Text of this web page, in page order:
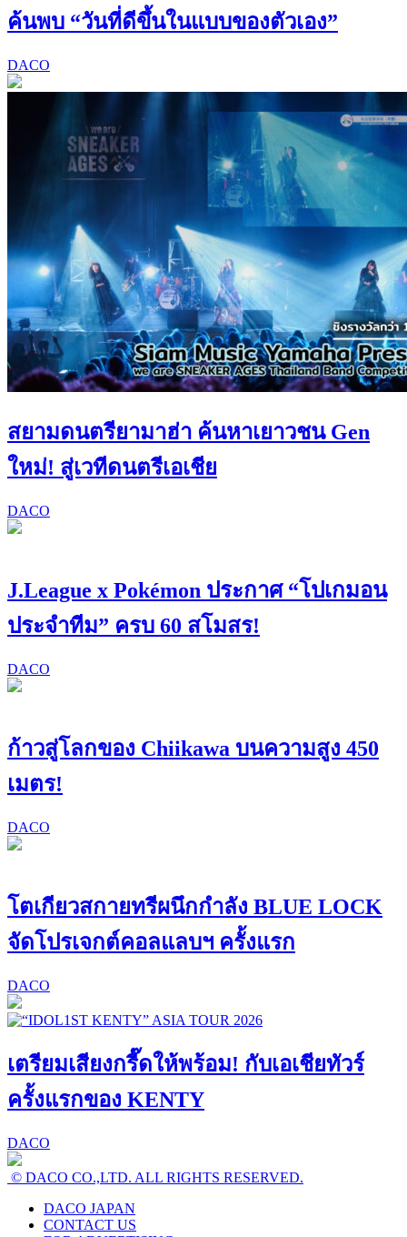
ค้นพบ “วันที่ดีขึ้นในแบบของตัวเอง”
DACO
สยามดนตรียามาฮ่า ค้นหาเยาวชน Gen
ใหม่! สู่เวทีดนตรีเอเชีย
DACO
J.League x Pokémon ประกาศ “โปเกมอน
ประจำทีม” ครบ 60 สโมสร!
DACO
ก้าวสู่โลกของ Chiikawa บนความสูง 450
เมตร!
DACO
โตเกียวสกายทรีผนึกกำลัง BLUE LOCK
จัดโปรเจกต์คอลแลบฯ ครั้งแรก
DACO
เตรียมเสียงกรี๊ดให้พร้อม! กับเอเชียทัวร์
ครั้งแรกของ KENTY
DACO
© DACO CO.,LTD. ALL RIGHTS RESERVED.
DACO JAPAN
CONTACT US